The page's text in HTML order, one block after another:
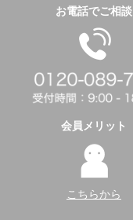
お電話でご相談
会員メリット
こちらから